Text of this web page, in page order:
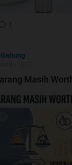
Gabung
Masih